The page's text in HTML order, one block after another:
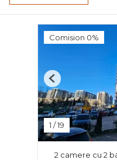
Comision 0%
1 /19
Previous
2 camere cu 2